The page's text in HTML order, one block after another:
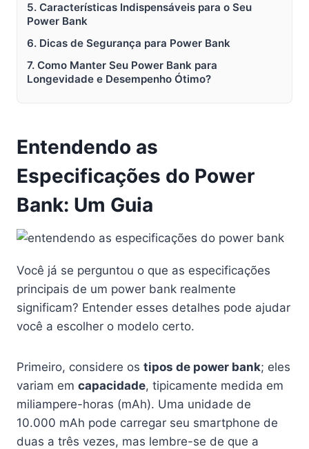
5. Características Indispensáveis para o Seu
Power Bank
6. Dicas de Segurança para Power Bank
7. Como Manter Seu Power Bank para
Longevidade e Desempenho Ótimo?
Entendendo as
Especificações do Power
Bank: Um Guia
Você já se perguntou o que as especificações
principais de um power bank realmente
significam? Entender esses detalhes pode ajudar
você a escolher o modelo certo.
Primeiro, considere os tipos de power bank; eles
variam em capacidade, tipicamente medida em
miliampere-horas (mAh). Uma unidade de
10.000 mAh pode carregar seu smartphone de
duas a três vezes, mas lembre-se de que a